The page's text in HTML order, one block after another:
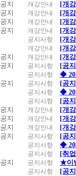
공지
개강안내
[개
공지
개강안내
[개
공지
개강안내
[개
공지
개강안내
[개
공지사항
[개
개강안내
[개
공지
개강안내
[개
공지
공지사항
[공
공지사항
◆
공지
공지사항
[공
공지사항
◆
공지사항
[공
공지
개강안내
[개
공지
개강안내
[개
공지
개강안내
[개
공지
공지사항
[공
공지사항
◆
공지사항
[취
공지
공지사항
★이
공지사항
[공